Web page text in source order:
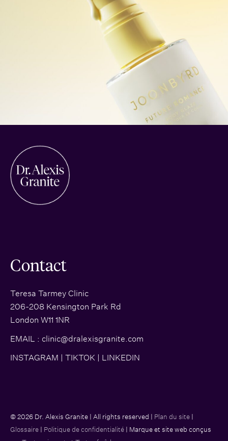
Contact
Teresa Tarmey Clinic
206-208 Kensington Park Rd
London W11 1NR
EMAIL : clinic@dralexisgranite.com
INSTAGRAM | TIKTOK | LINKEDIN
© 2026 Dr. Alexis Granite | All rights reserved | Plan du site|
Glossaire| Politique de confidentialité| Marque et site web conçus